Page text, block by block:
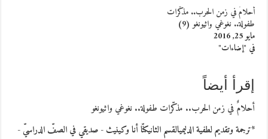
أحلامٌ في زمن الحرب.. مذكّرات
طفولة.. نغوغي واثيونغو (9)
مايو 25, 2016
في "إضاءات"
إقرأ أيضاً
أحلامٌ في زمن الحرب.. مذكّرات طفولة.. نغوغي واثيونغو
*ترجمة وتقديم لطفية الدليميالقسم الثانيكنّا أنا وكينيث - صديقي في الصفّ الدراسيّ -